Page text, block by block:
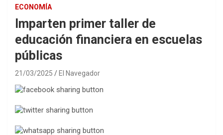
ECONOMÍA
Imparten primer taller de
educación financiera en escuelas
públicas
21/03/2025 El Navegador